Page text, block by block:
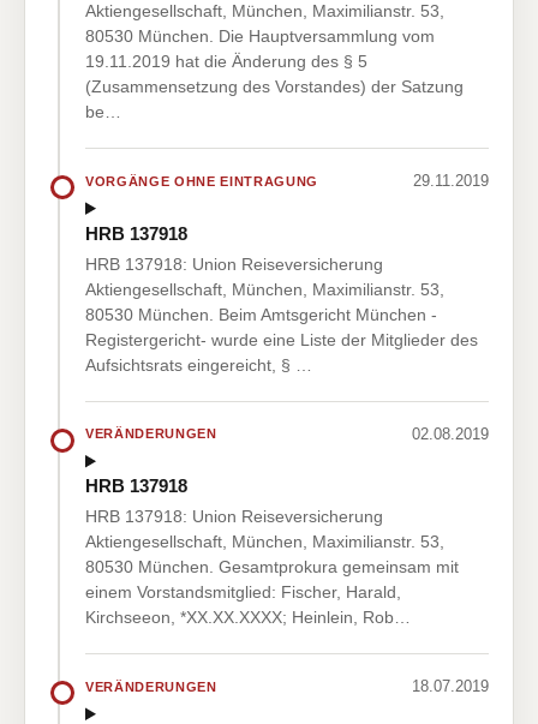
Aktiengesellschaft, München, Maximilianstr. 53,
80530 München. Die Hauptversammlung vom
19.11.2019 hat die Änderung des § 5
(Zusammensetzung des Vorstandes) der Satzung
be…
VORGÄNGE OHNE EINTRAGUNG 29.11.2019
HRB 137918
HRB 137918: Union Reiseversicherung
Aktiengesellschaft, München, Maximilianstr. 53,
80530 München. Beim Amtsgericht München -
Registergericht- wurde eine Liste der Mitglieder des
Aufsichtsrats eingereicht, § …
VERÄNDERUNGEN 02.08.2019
HRB 137918
HRB 137918: Union Reiseversicherung
Aktiengesellschaft, München, Maximilianstr. 53,
80530 München. Gesamtprokura gemeinsam mit
einem Vorstandsmitglied: Fischer, Harald,
Kirchseeon, *XX.XX.XXXX; Heinlein, Rob…
VERÄNDERUNGEN 18.07.2019